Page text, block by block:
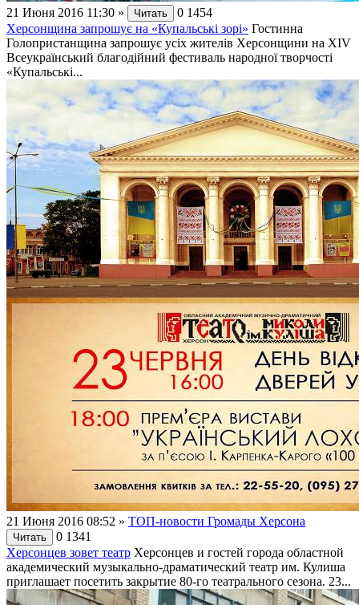
21 Июня 2016 11:30 » Читать 0 1454
Херсонщина запрошує на «Купальські зорі» Гостинна
Голопристанщина запрошує усіх жителів Херсонщини на XIV
Всеукраїнський благодійний фестиваль народної творчості
«Купальські...
21 Июня 2016 08:52 » ТОП-новости Громады Херсона
Читать 0 1341
Херсонцев зовет театр Херсонцев и гостей города областной
академический музыкально-драматический театр им. Кулиша
приглашает посетить закрытие 80-го театрального сезона. 23...